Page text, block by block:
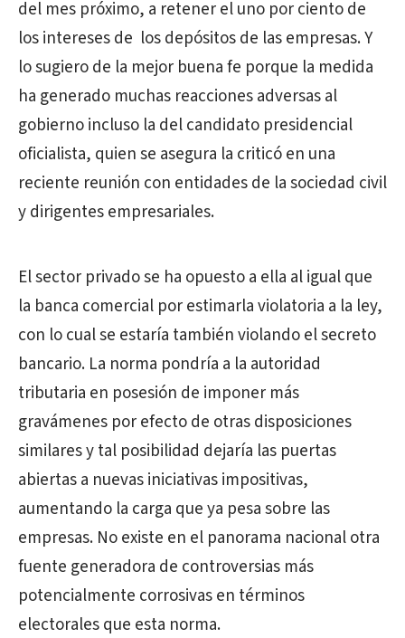
del mes próximo, a retener el uno por ciento de
los intereses de los depósitos de las empresas. Y
lo sugiero de la mejor buena fe porque la medida
ha generado muchas reacciones adversas al
gobierno incluso la del candidato presidencial
oficialista, quien se asegura la criticó en una
reciente reunión con entidades de la sociedad civil
y dirigentes empresariales.
El sector privado se ha opuesto a ella al igual que
la banca comercial por estimarla violatoria a la ley,
con lo cual se estaría también violando el secreto
bancario. La norma pondría a la autoridad
tributaria en posesión de imponer más
gravámenes por efecto de otras disposiciones
similares y tal posibilidad dejaría las puertas
abiertas a nuevas iniciativas impositivas,
aumentando la carga que ya pesa sobre las
empresas. No existe en el panorama nacional otra
fuente generadora de controversias más
potencialmente corrosivas en términos
electorales que esta norma.